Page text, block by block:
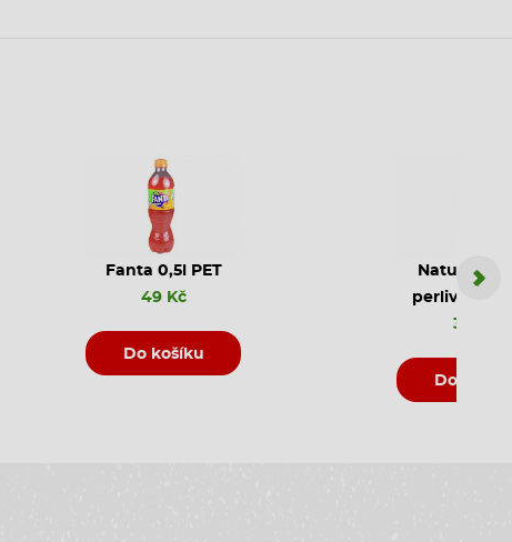
Fanta 0,5l PET
49 Kč
Do košíku
Natura
perlivá PET
35 Kč
Do